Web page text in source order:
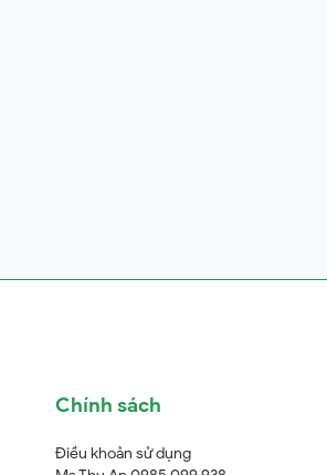
Chính sách
Điều khoản sử dụng